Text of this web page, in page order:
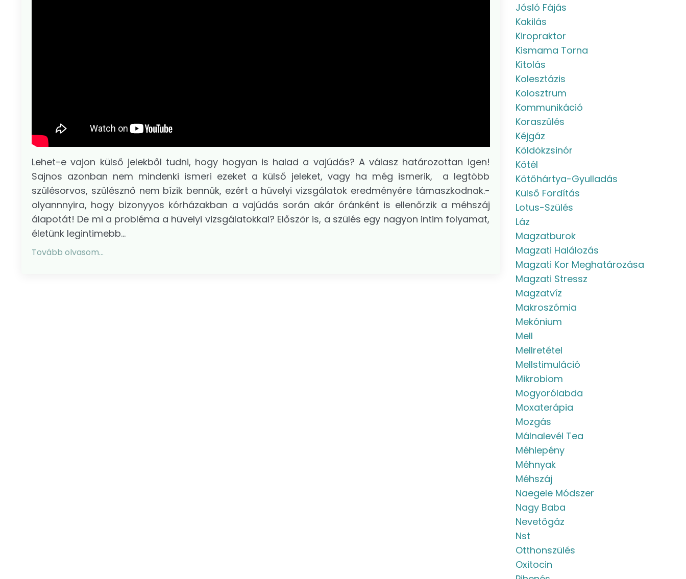
Lehet-e vajon külső jelekből tudni, hogy hogyan is halad a vajúdás? A válasz határozottan igen!
Sajnos azonban nem mindenki ismeri ezeket a külső jeleket, vagy ha még ismerik, a legtöbb
szülésorvos, szülésznő nem bízik bennük, ezért a hüvelyi vizsgálatok eredményére támaszkodnak.-
olyannnyira, hogy bizonyyos kórházakban a vajúdás során akár óránként is ellenőrzik a méhszáj
álapotát! De mi a probléma a hüvelyi vizsgálatokkal? Először is, a szülés egy nagyon intim folyamat,
életünk legintimebb...
Tovább olvasom...
Jósló Fájás
Kakilás
Kiropraktor
Kismama Torna
Kitolás
Kolesztázis
Kolosztrum
Kommunikáció
Koraszülés
Kéjgáz
Köldökzsinór
Kötél
Kötőhártya-Gyulladás
Külső Fordítás
Lotus-Szülés
Láz
Magzatburok
Magzati Halálozás
Magzati Kor Meghatározása
Magzati Stressz
Magzatvíz
Makroszómia
Mekónium
Mell
Mellretétel
Mellstimuláció
Mikrobiom
Mogyorólabda
Moxaterápia
Mozgás
Málnalevél Tea
Méhlepény
Méhnyak
Méhszáj
Naegele Módszer
Nagy Baba
Nevetőgáz
Nst
Otthonszülés
Oxitocin